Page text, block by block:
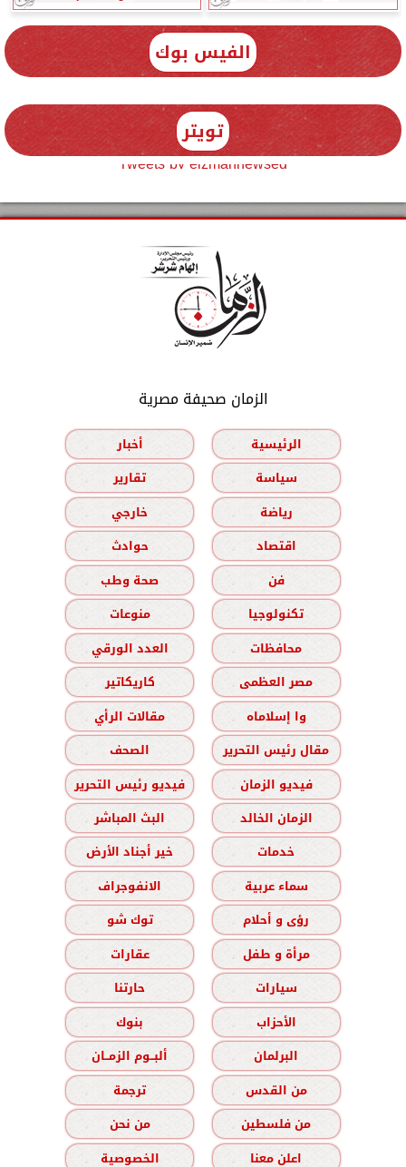
الفيس بوك
تويتر
Tweets by elzmannewseg
الزمان صحيفة مصرية
الرئيسية
أخبار
سياسة
تقارير
رياضة
خارجي
اقتصاد
حوادث
فن
صحة وطب
تكنولوجيا
منوعات
محافظات
العدد الورقي
مصر العظمى
كاريكاتير
وا إسلاماه
مقالات الرأي
مقال رئيس التحرير
الصحف
فيديو الزمان
فيديو رئيس التحرير
الزمان الخالد
البث المباشر
خدمات
خير أجناد الأرض
سماء عربية
الانفوجراف
رؤى و أحلام
توك شو
مرأة و طفل
عقارات
سيارات
حارتنا
الأحزاب
بنوك
البرلمان
ألبــوم الزمــان
من القدس
ترجمة
من فلسطين
من نحن
اعلن معنا
الخصوصية